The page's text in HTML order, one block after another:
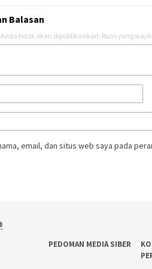
Balasan
tidak akan dipublikasikan. Ruas yang
email, dan situs web saya pada
PEDOMAN MEDIA SIBER